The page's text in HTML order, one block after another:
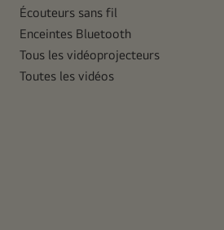
Écouteurs sans fil
Enceintes Bluetooth
Tous les vidéoprojecteurs
Toutes les vidéos